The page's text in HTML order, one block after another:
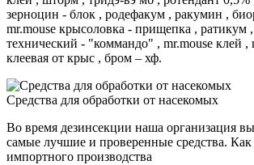
зерноцин - блок , родефакум , ракумин ,
mr.mouse крысоловка - прищепка , ратикум
технический - "коммандо" , mr.mouse клей ,
клеевая от крыс , бром – хф.
Средства для обработки от насекомых
Во время дезинсекции наша организация
самые лучшие и проверенные средства. Как
импортного производства